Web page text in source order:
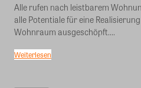
Alle rufen nach leistbarem
alle Potentiale für eine
Wohnraum ausgeschöpft....
Weiterlesen